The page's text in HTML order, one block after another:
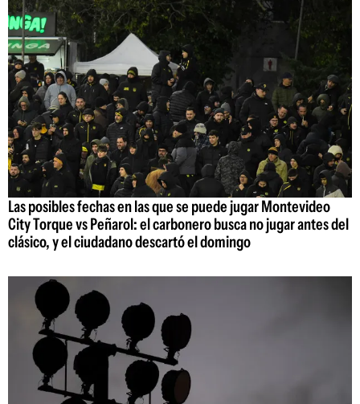
Las posibles fechas en las que se puede jugar Montevideo
City Torque vs Peñarol: el carbonero busca no jugar antes del
clásico, y el ciudadano descartó el domingo